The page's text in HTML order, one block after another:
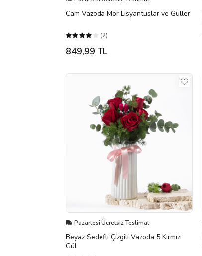
Cam Vazoda Mor Lisyantuslar ve Güller
(2)
849,99 TL
Pazartesi Ücretsiz Teslimat
Beyaz Sedefli Çizgili Vazoda 5 Kırmızı
Gül